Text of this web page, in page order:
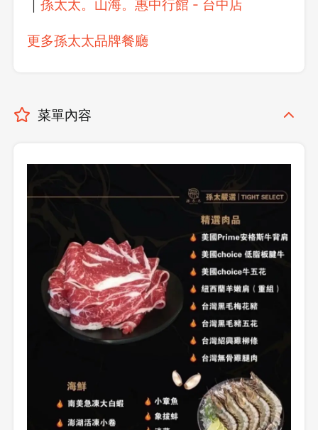
｜孫太太。山海。惠中行館 - 台中店
更多孫太太品牌餐廳
菜單內容